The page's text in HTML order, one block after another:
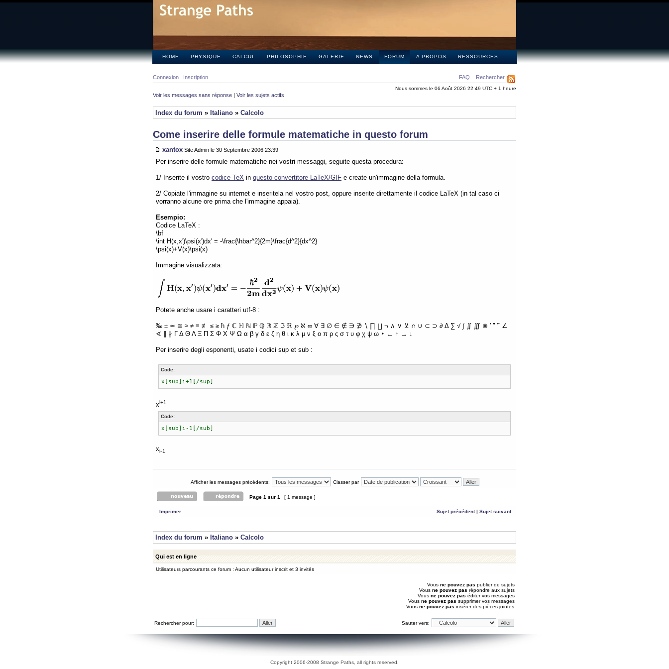
HOME PHYSIQUE CALCUL PHILOSOPHIE GALERIE NEWS FORUM A PROPOS RESSOURCES
FAQ Rechercher
Connexion Inscription
Nous sommes le 06 Août 2026 22:49 UTC + 1 heure
Voir les messages sans réponse | Voir les sujets actifs
Index du forum » Italiano » Calcolo
Come inserire delle formule matematiche in questo forum
xantox Site Admin le 30 Septembre 2006 23:39
Per inserire delle formule matematiche nei vostri messaggi, seguite questa procedura:
1/ Inserite il vostro codice TeX in questo convertitore LaTeX/GIF e create un'immagine della formula.
2/ Copiate l'immagine su internet e inseritela nel vostro post, oppure inserite direttamente il codice LaTeX (in tal caso ci
vorranno alcune ore prima che l'immagine appaia).
Esempio:
Codice LaTeX :
\bf
\int H(x,x')\psi(x')dx' = -\frac{\hbar^2}{2m}\frac{d^2}{dx^2}
\psi(x)+V(x)\psi(x)
Immagine visualizzata:
Potete anche usare i caratteri utf-8 :
‰ ± ≃ ≅ ≈ ≠ ≡ ≢ ≤ ≥ ħ ƒ ℂ ℍ ℕ ℙ ℚ ℝ ℤ ℑ ℜ ℘ ℵ ∞ ∀ ∃ ∅ ∈ ∉ ∋ ∌ ∖ ∏ ∐ ¬ ∧ ∨ ⊻ ∩ ∪ ⊂ ⊃ ∂ Δ ∑ √ ∫ ∬ ∭ ⊗ ′ ″ ‴ ∠
∢ ∥ ∦ Γ Δ Θ Λ Ξ Π Σ Φ Χ Ψ Ω α β γ δ ε ζ η θ ι κ λ μ ν ξ ο π ρ ς σ τ υ φ χ ψ ω ‣ ← ↑ → ↓
Per inserire degli esponenti, usate i codici sup et sub :
Code:
x[sup]i+1[/sup]
xi+1
Code:
x[sub]i-1[/sub]
xi-1
Afficher les messages précédents: Classer par
Page 1 sur 1 [ 1 message ]
Imprimer Sujet précédent| Sujet suivant
Index du forum » Italiano » Calcolo
Qui est en ligne
Utilisateurs parcourants ce forum : Aucun utilisateur inscrit et 3 invités
Vous ne pouvez pas publier de sujets
Vous ne pouvez pas répondre aux sujets
Vous ne pouvez pas éditer vos messages
Vous ne pouvez pas supprimer vos messages
Vous ne pouvez pas insérer des pièces jointes
Rechercher pour: Sauter vers:
Copyright 2006-2008 Strange Paths, all rights reserved.